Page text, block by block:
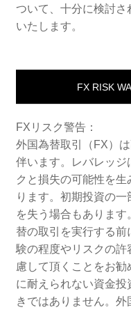
ついて、十分に検討さ
いたします。
FX RISK
FXリスク警告：
外国為替取引（FX）
伴います。レバレッジ
クと損失の可能性を生
ります。初期投資の
を失う場合もあります
替の取引を実行する前
験の程度やリスクの許
慮して頂くことをお勧
に耐えられない資金投
きではありません。外